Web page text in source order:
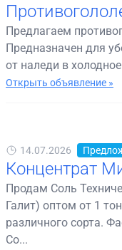
Предлагаем
Предназначен для
от наледи в
Открыть объявление »
14.07.2026
Концентрат
Продам Соль
Галит) оптом от 1
различного сорта.
Со...